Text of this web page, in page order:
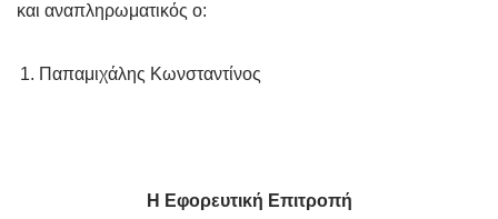
και αναπληρωματικός ο:
Παπαμιχάλης Κωνσταντίνος
Η Εφορευτική Επιτροπή